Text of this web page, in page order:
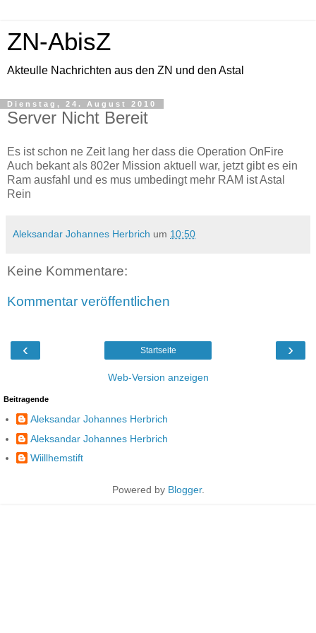
ZN-AbisZ
Akteulle Nachrichten aus den ZN und den Astal
Dienstag, 24. August 2010
Server Nicht Bereit
Es ist schon ne Zeit lang her dass die Operation OnFire
Auch bekant als 802er Mission aktuell war, jetzt gibt es ein
Ram ausfahl und es mus umbedingt mehr RAM ist Astal
Rein
Aleksandar Johannes Herbrich um 10:50
Keine Kommentare:
Kommentar veröffentlichen
‹ ›
Startseite
Web-Version anzeigen
Beitragende
Aleksandar Johannes Herbrich
Aleksandar Johannes Herbrich
Wiillhemstift
Powered by Blogger.